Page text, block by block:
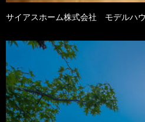
サイアスホーム株式会社 モデルハ